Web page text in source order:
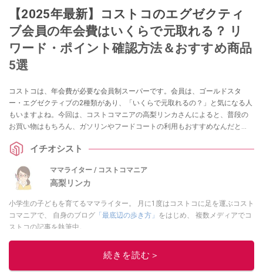
【2025年最新】コストコのエグゼクティ
ブ会員の年会費はいくらで元取れる？ リ
ワード・ポイント確認方法＆おすすめ商品
5選
コストコは、年会費が必要な会員制スーパーです。会員は、ゴールドスタ
ー・エグゼクティブの2種類があり、「いくらで元取れるの？」と気になる人
もいますよね。今回は、コストコマニアの高梨リンカさんによると、普段の
お買い物はもちろん、ガソリンやフードコートの利用もおすすめなんだと
リワードと呼ばれるポイント確認の方法や解約タイミングもまとめたので、
イチオシスト
ママライター / コストコマニア
高梨リンカ
小学生の子どもを育てるママライター。 月に1度はコストコに足を運ぶコスト
コマニアで、 自身のブログ 「最底辺の歩き方」 をはじめ、 複数メディアでコ
ストコの記事を執筆中。
このイチオシストの他の記事を読む
続きを読む＞